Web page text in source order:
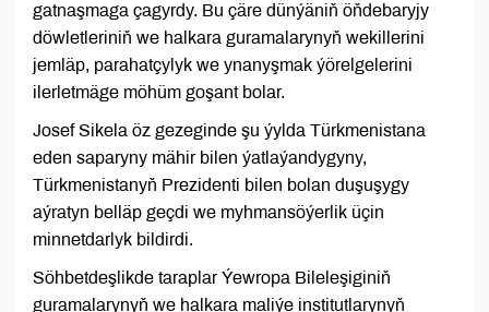
gatnaşmaga çagyrdy. Bu çäre dünýäniň öňdebaryjy
döwletleriniň we halkara guramalarynyň wekillerini
jemläp, parahatçylyk we ynanyşmak ýörelgelerini
ilerletmäge möhüm goşant bolar.
Josef Sikela öz gezeginde şu ýylda Türkmenistana
eden saparyny mähir bilen ýatlaýandygyny,
Türkmenistanyň Prezidenti bilen bolan duşuşygy
aýratyn belläp geçdi we myhmansöýerlik üçin
minnetdarlyk bildirdi.
Söhbetdeşlikde taraplar Ýewropa Bileleşiginiň
guramalarynyň we halkara maliýe institutlarynyň